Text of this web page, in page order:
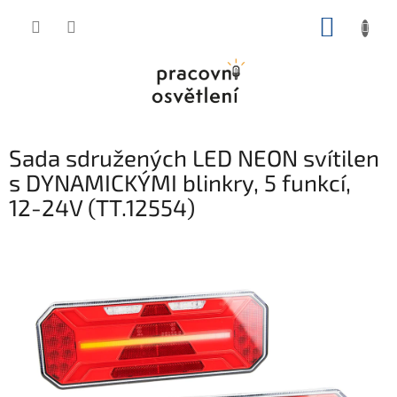
Sada sdružených LED NEON svítilen
s DYNAMICKÝMI blinkry, 5 funkcí,
12-24V (TT.12554)